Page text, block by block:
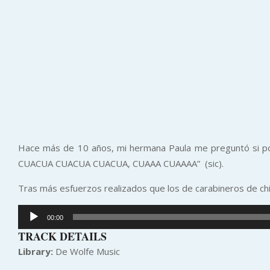
Hace más de 10 años, mi hermana Paula me preguntó si
CUACUA CUACUA CUACUA, CUAAA CUAAAA” (sic).
Tras más esfuerzos realizados que los de carabineros de
Reproductor
de
Audio
00:00
TRACK DETAILS
Library: De Wolfe Music